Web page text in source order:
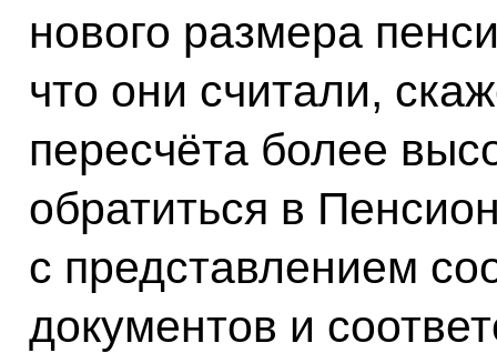
нового размера
что они считали,
пересчёта более
обратиться в
с представлением
документов и